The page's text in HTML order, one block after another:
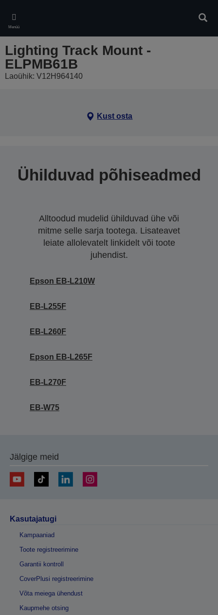
main
content
Menüü
Lighting Track Mount -
ELPMB61B
Laoühik: V12H964140
Kust osta
Ühilduvad põhiseadmed
Alltoodud mudelid ühilduvad ühe või
mitme selle sarja tootega. Lisateavet
leiate allolevatelt linkidelt või toote
juhendist.
Epson EB-L210W
EB-L255F
EB-L260F
Epson EB-L265F
EB-L270F
EB-W75
Jälgige meid
Kasutajatugi
Kampaaniad
Toote registreerimine
Garantii kontroll
CoverPlusi registreerimine
Võta meiega ühendust
Kaupmehe otsing